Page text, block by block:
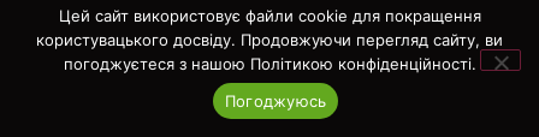
Цей сайт використовує файли cookie для покращення
користувацького досвіду. Продовжуючи перегляд сайту, ви
погоджуєтеся з нашою Політикою конфіденційності.
Погоджуюсь